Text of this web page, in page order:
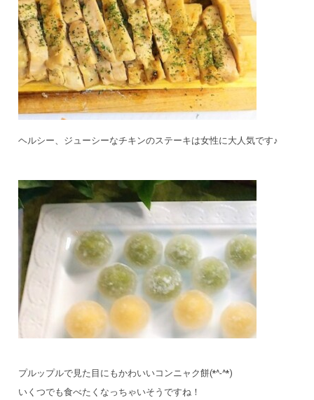
ヘルシー、ジューシーなチキンのステーキは女性に大人気です♪
プルップルで見た目にもかわいいコンニャク餅(*^-^*)
いくつでも食べたくなっちゃいそうですね！